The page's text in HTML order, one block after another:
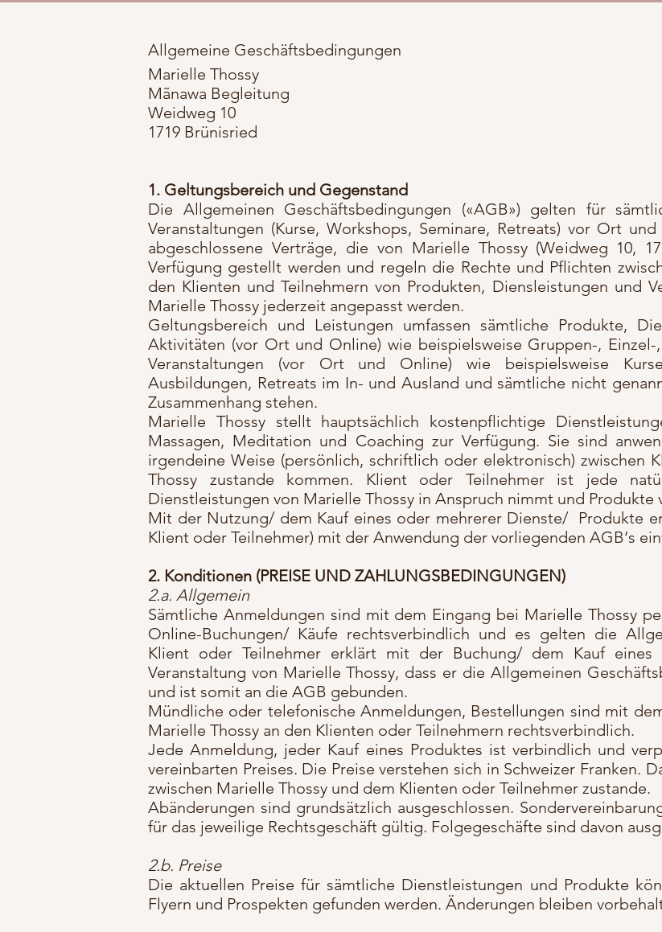
Allgemeine Geschäftsbedingungen
Marielle Thossy
Mãnawa Begleitung
Weidweg 10
1719 Brünisried
1. Geltungsbereich und Gegenstand
Die Allgemeinen Geschäftsbedingungen («AGB») gelten für
Veranstaltungen (Kurse, Workshops, Seminare, Retreats) vor Ort
abgeschlossene Verträge, die von Marielle Thossy (Weidweg 10,
Verfügung gestellt werden und regeln die Rechte und Pflichten
den Klienten und Teilnehmern von Produkten, Diensleistungen und
Marielle Thossy jederzeit angepasst werden.
Geltungsbereich und Leistungen umfassen sämtliche Produkte,
Aktivitäten (vor Ort und Online) wie beispielsweise Gruppen-, Einzel-
Veranstaltungen (vor Ort und Online) wie beispielsweise
Ausbildungen, Retreats im In- und Ausland und sämtliche nicht
Zusammenhang stehen.
Marielle Thossy stellt hauptsächlich kostenpflichtige
Massagen, Meditation und Coaching zur Verfügung. Sie sind
irgendeine Weise (persönlich, schriftlich oder elektronisch) zwischen
Thossy zustande kommen. Klient oder Teilnehmer ist jede
Dienstleistungen von Marielle Thossy in Anspruch nimmt und Produkte
Mit der Nutzung/ dem Kauf eines oder mehrerer Dienste/ Produkte
Klient oder Teilnehmer) mit der Anwendung der vorliegenden AGB‘s
2. Konditionen (PREISE UND ZAHLUNGSBEDINGUNGEN)
2.a. Allgemein
Sämtliche Anmeldungen sind mit dem Eingang bei Marielle Thossy
Online-Buchungen/ Käufe rechtsverbindlich und es gelten die
Klient oder Teilnehmer erklärt mit der Buchung/ dem Kauf eines
Veranstaltung von Marielle Thossy, dass er die Allgemeinen
und ist somit an die AGB gebunden.
Mündliche oder telefonische Anmeldungen, Bestellungen sind mit
Marielle Thossy an den Klienten oder Teilnehmern rechtsverbindlich.
Jede Anmeldung, jeder Kauf eines Produktes ist verbindlich und
vereinbarten Preises. Die Preise verstehen sich in Schweizer Franken.
zwischen Marielle Thossy und dem Klienten oder Teilnehmer zustande.
Abänderungen sind grundsätzlich ausgeschlossen.
für das jeweilige Rechtsgeschäft gültig. Folgegeschäfte sind davon
2.b. Preise
Die aktuellen Preise für sämtliche Dienstleistungen und Produkte
Flyern und Prospekten gefunden werden. Änderungen bleiben